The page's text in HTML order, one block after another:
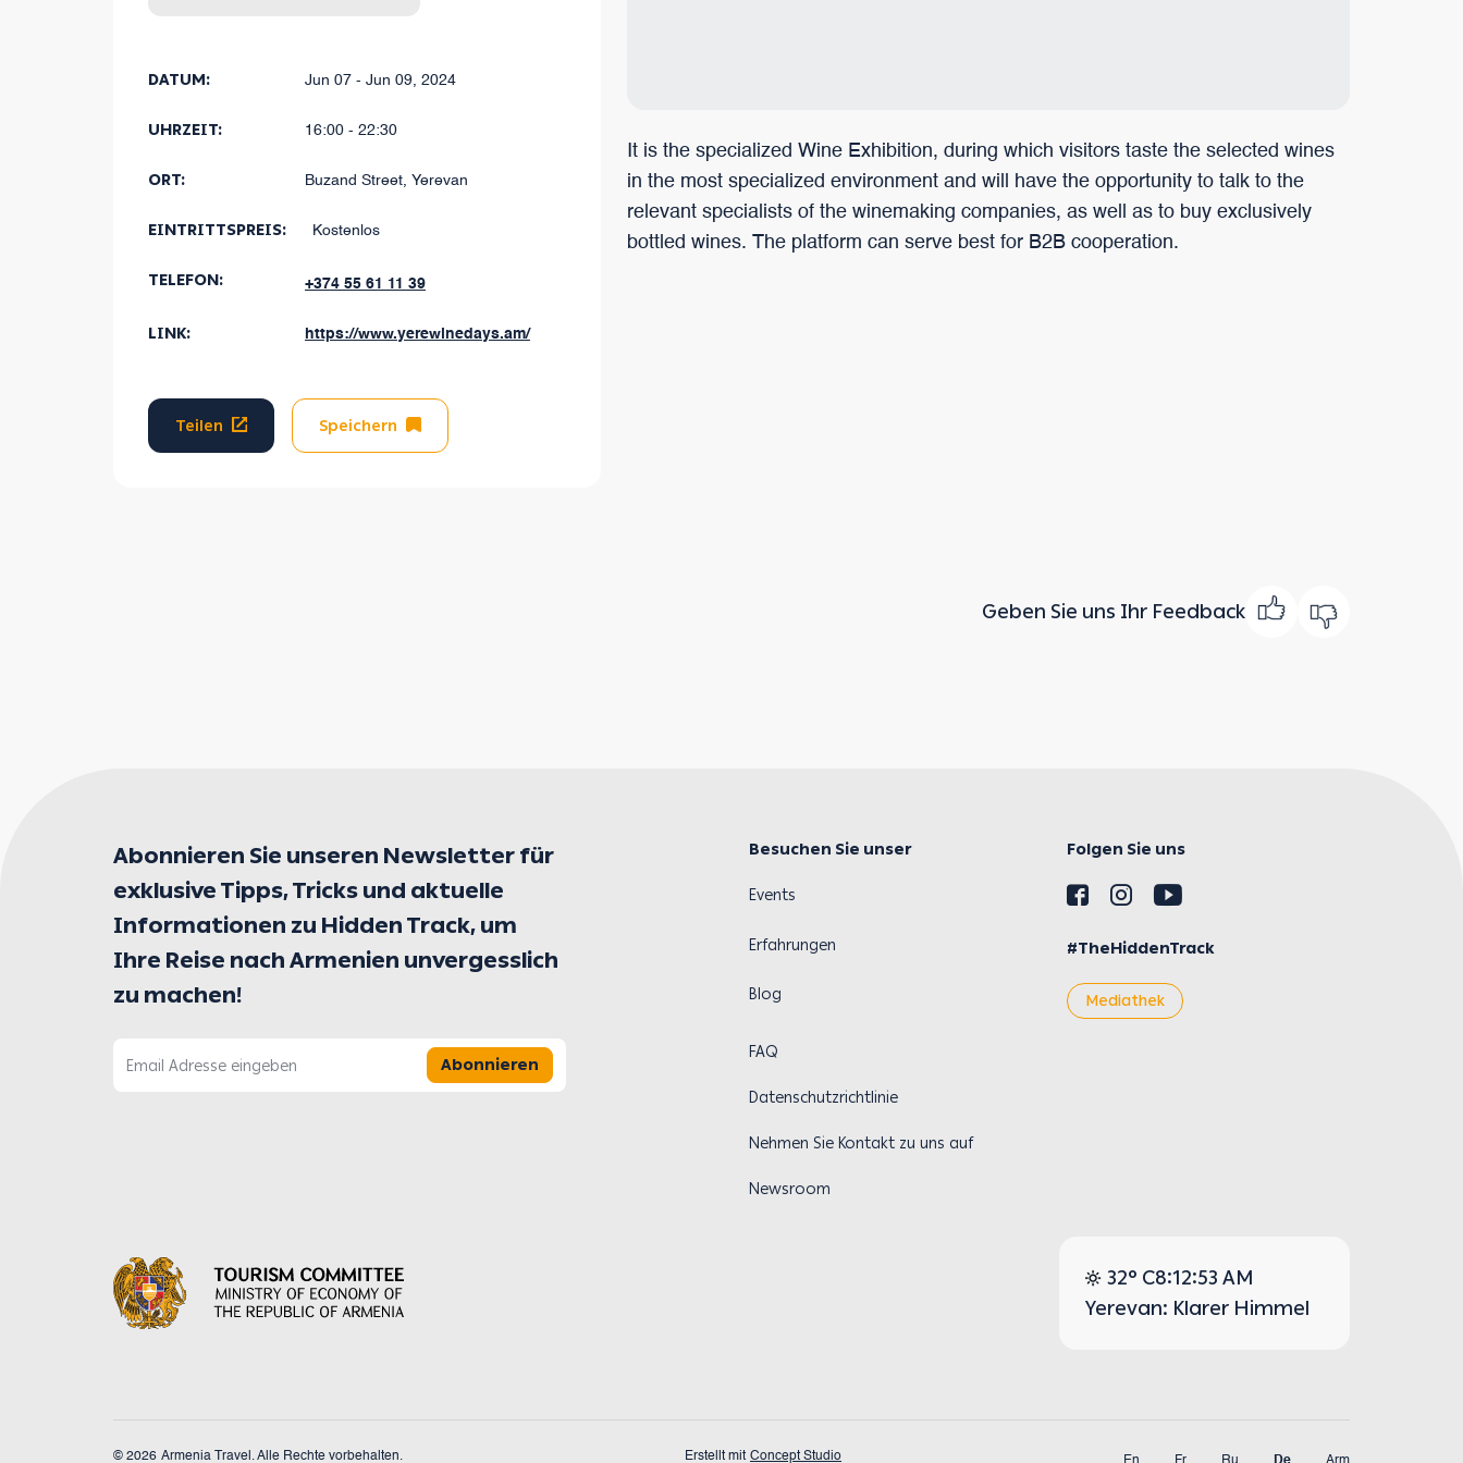
DATUM: Jun 07 - Jun 09, 2024
UHRZEIT: 16:00 - 22:30
ORT: Buzand Street, Yerevan
EINTRITTSPREIS: Kostenlos
TELEFON: +374 55 61 11 39
LINK: https://www.yerewinedays.am/
Teilen Speichern
It is the specialized Wine Exhibition, during which visitors taste the selected wines
in the most specialized environment and will have the opportunity to talk to the
relevant specialists of the winemaking companies, as well as to buy exclusively
bottled wines. The platform can serve best for B2B cooperation.
Geben Sie uns Ihr Feedback
Abonnieren Sie unseren Newsletter für
exklusive Tipps, Tricks und aktuelle
Informationen zu Hidden Track, um
Ihre Reise nach Armenien unvergesslich
zu machen!
Abonnieren
Besuchen Sie unser Folgen Sie uns
Events
Erfahrungen #TheHiddenTrack
Blog Mediathek
FAQ
Datenschutzrichtlinie
Nehmen Sie Kontakt zu uns auf
Newsroom
32° C8:12:54 AM
Yerevan: Klarer Himmel
© 2026 Armenia Travel. Alle Rechte vorbehalten. Erstellt mit Concept Studio En Fr Ru De Arm